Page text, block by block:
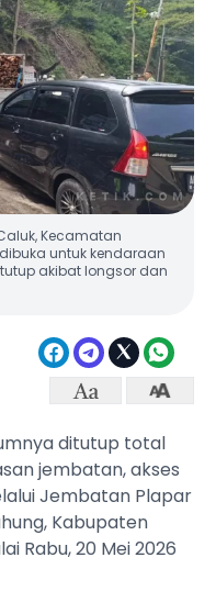
Kecamatan
untuk kendaraan
akibat longsor dan
ditutup total
jembatan, akses
Jembatan Plapar
Kabupaten
Rabu, 20 Mei 2026